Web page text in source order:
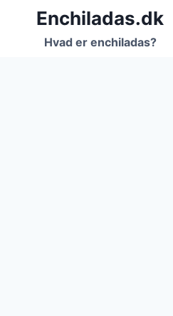
FortsætEnchiladas.dk
Hvad er enchiladas?